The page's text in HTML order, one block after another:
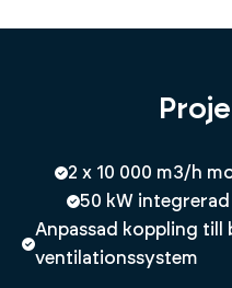
2 x 10 000 m3/h
50 kW
Anpassad koppling till
ventilationssystem